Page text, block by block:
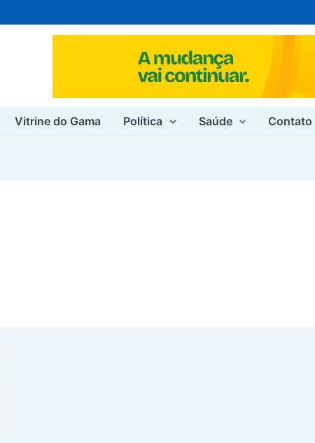
Vitrine do Gama Política Saúde Contato